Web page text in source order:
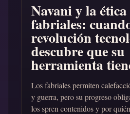
Navani y la ética
fabriales:
revolución
descubre que su
herramienta
Los fabriales permiten
y guerra, pero su progreso
los spren contenidos y por